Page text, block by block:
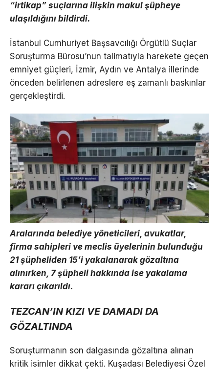
“irtikap” suçlarına ilişkin makul şüpheye
ulaşıldığını bildirdi.
İstanbul Cumhuriyet Başsavcılığı Örgütlü Suçlar
Soruşturma Bürosu’nun talimatıyla harekete geçen
emniyet güçleri, İzmir, Aydın ve Antalya illerinde
önceden belirlenen adreslere eş zamanlı baskınlar
gerçekleştirdi.
Aralarında belediye yöneticileri, avukatlar,
firma sahipleri ve meclis üyelerinin bulunduğu
21 şüpheliden 15’i yakalanarak gözaltına
alınırken, 7 şüpheli hakkında ise yakalama
kararı çıkarıldı.
TEZCAN’IN KIZI VE DAMADI DA
GÖZALTINDA
Soruşturmanın son dalgasında gözaltına alınan
kritik isimler dikkat çekti. Kuşadası Belediyesi Özel